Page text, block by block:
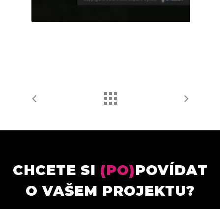
CHCETE SI (PO)POVÍDAT
O VAŠEM PROJEKTU?